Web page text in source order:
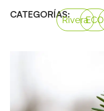
CATEGORÍAS:
RiveraECO